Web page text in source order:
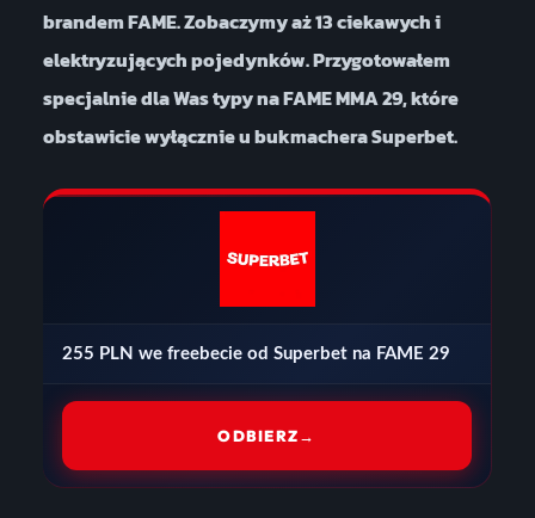
brandem FAME. Zobaczymy aż 13 ciekawych i
elektryzujących pojedynków. Przygotowałem
specjalnie dla Was typy na FAME MMA 29, które
obstawicie wyłącznie u bukmachera Superbet.
255 PLN we freebecie od Superbet na FAME 29
ODBIERZ→